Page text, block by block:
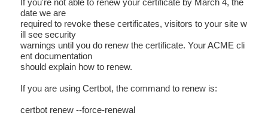
date we are
required to revoke these certificates, visitors to your site w
ill see security
warnings until you do renew the certificate. Your ACME cli
ent documentation
should explain how to renew.
If you are using Certbot, the command to renew is: